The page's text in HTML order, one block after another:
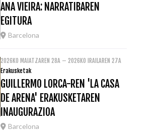
ANA VIEIRA: NARRATIBAREN
EGITURA
Barcelona
2026KO MAIATZAREN 28A – 2026KO IRAILAREN 27A
Erakusketak
GUILLERMO LORCA-REN 'LA CASA
DE ARENA' ERAKUSKETAREN
INAUGURAZIOA
Barcelona